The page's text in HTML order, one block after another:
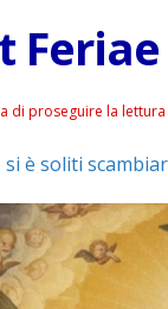
di proseguire la lettura
è soliti